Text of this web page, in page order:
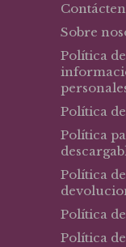
Sobre
Política
Política
Política
Política
Política
Política